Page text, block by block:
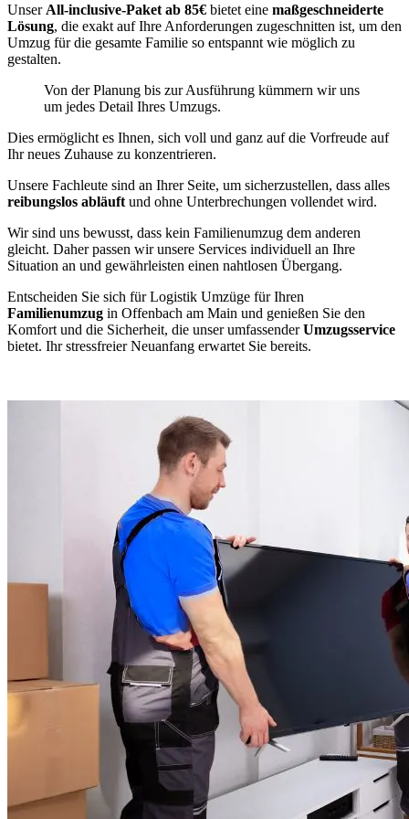
Unser All-inclusive-Paket ab 85€ bietet eine maßgeschneiderte
Lösung, die exakt auf Ihre Anforderungen zugeschnitten ist, um den
Umzug für die gesamte Familie so entspannt wie möglich zu
gestalten.
Von der Planung bis zur Ausführung kümmern wir uns
um jedes Detail Ihres Umzugs.
Dies ermöglicht es Ihnen, sich voll und ganz auf die Vorfreude auf
Ihr neues Zuhause zu konzentrieren.
Unsere Fachleute sind an Ihrer Seite, um sicherzustellen, dass alles
reibungslos abläuft und ohne Unterbrechungen vollendet wird.
Wir sind uns bewusst, dass kein Familienumzug dem anderen
gleicht. Daher passen wir unsere Services individuell an Ihre
Situation an und gewährleisten einen nahtlosen Übergang.
Entscheiden Sie sich für Logistik Umzüge für Ihren
Familienumzug in Offenbach am Main und genießen Sie den
Komfort und die Sicherheit, die unser umfassenderUmzugsservice
bietet. Ihr stressfreier Neuanfang erwartet Sie bereits.